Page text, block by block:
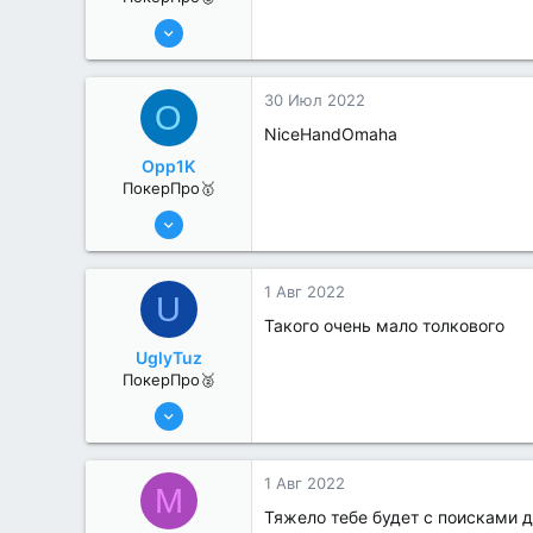
8 Июн 2022
1
O
Opp1K
ПокерПро🥇
25 Июл 2022
0
30 Июл 2022
NiceHandOmaha
U
UglyTuz
ПокерПро🥈
13 Июн 2022
4
1 Авг 2022
Такого очень мало толкового
M 1 Авг 2022
Тяжело тебе будет с поисками